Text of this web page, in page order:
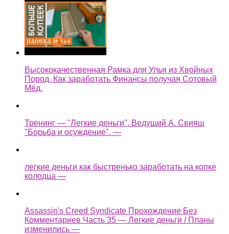
Высококачественная Рамка для Улья из Хвойных
Пород. Как заработать Финансы получая Сотовый
Мёд.
Тренинг — "Легкие деньги". Ведущий А. Свияш
"Борьба и осуждение". —
легкие деньги как быстренько заработать на копке
колодца —
Assassin's Creed Syndicate Прохождение Без
Комментариев Часть 35 — Легкие деньги / Планы
изменились —